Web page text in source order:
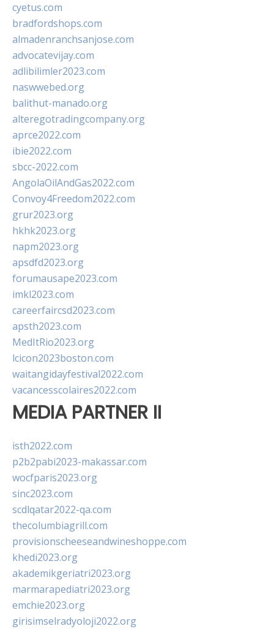
cyetus.com
bradfordshops.com
almadenranchsanjose.com
advocatevijay.com
adlibilimler2023.com
naswwebed.org
balithut-manado.org
alteregotradingcompany.org
aprce2022.com
ibie2022.com
sbcc-2022.com
AngolaOilAndGas2022.com
Convoy4Freedom2022.com
grur2023.org
hkhk2023.org
napm2023.org
apsdfd2023.org
forumausape2023.com
imkl2023.com
careerfaircsd2023.com
apsth2023.com
MedItRio2023.org
lcicon2023boston.com
waitangidayfestival2022.com
vacancesscolaires2022.com
MEDIA PARTNER II
isth2022.com
p2b2pabi2023-makassar.com
wocfparis2023.org
sinc2023.com
scdlqatar2022-qa.com
thecolumbiagrill.com
provisionscheeseandwineshoppe.com
khedi2023.org
akademikgeriatri2023.org
marmarapediatri2023.org
emchie2023.org
girisimselradyoloji2022.org